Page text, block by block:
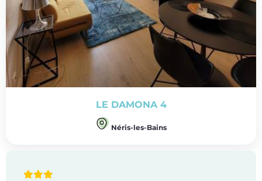
LE DAMONA 4
Néris-les-Bains